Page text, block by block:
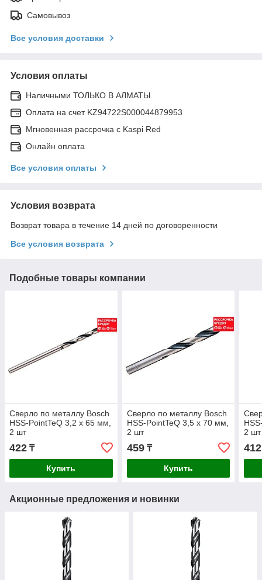
Самовывоз
Все условия доставки
Условия оплаты
Наличными ТОЛЬКО В АЛМАТЫ
Оплата на счет KZ94722S000044879953
Мгновенная рассрочка с Kaspi Red
Онлайн оплата
Все условия оплаты
Условия возврата
Возврат товара в течение 14 дней по договоренности
Все условия возврата
Подобные товары компании
Сверло по металлу Bosch
HSS-PointTeQ 3,2 x 65 мм,
2 шт
422 ₸
Купить
Сверло по металлу Bosch
HSS-PointTeQ 3,5 x 70 мм,
2 шт
459₸
Купить
2 шт
412
Акционные предложения и новинки